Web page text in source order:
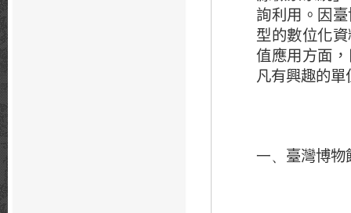
詢利用。因
型的數位化
值應用方面
凡有興趣的
一、 臺灣博